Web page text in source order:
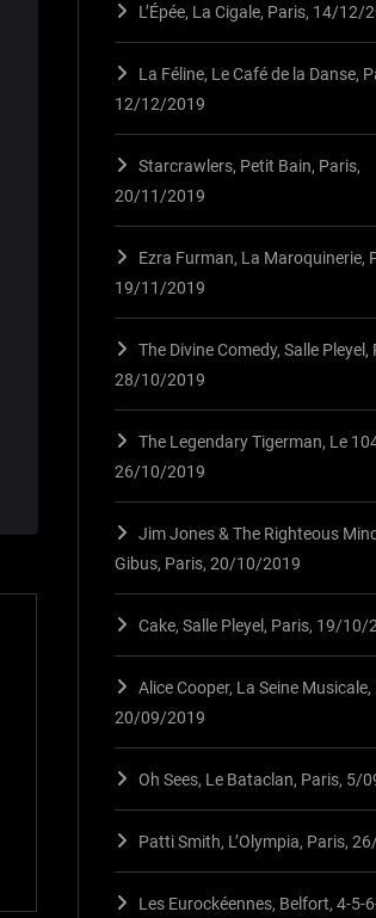
L’Épée, La Cigale, Paris, 14/12/
La Féline, Le Café de la Danse,
12/12/2019
Starcrawlers, Petit Bain, Paris,
20/11/2019
Ezra Furman, La Maroquinerie,
19/11/2019
The Divine Comedy, Salle Pleyel,
28/10/2019
The Legendary Tigerman, Le
26/10/2019
Jim Jones & The Righteous
Gibus, Paris, 20/10/2019
Cake, Salle Pleyel, Paris, 19/10/
Alice Cooper, La Seine Musicale,
20/09/2019
Oh Sees, Le Bataclan, Paris, 5/
Patti Smith, L’Olympia, Paris,
Les Eurockéennes, Belfort, 4-5-